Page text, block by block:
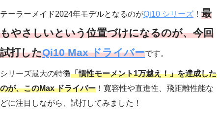
テーラーメイド2024年モデルとなるのがQi10 シリーズ ！ 最
もやさしいという位置づけになるのが、今回
試打したQi10 Max ドライバーです。
シリーズ最大の特徴「慣性モーメント1万越え！」を達成した
のが、このMax ドライバー ！寛容性や直進性、飛距離性能な
どに注目しながら、試打してみました！